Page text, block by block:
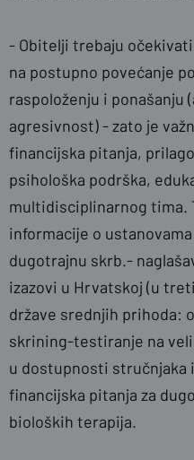
- Obitelji trebaju
na postupno povećanje
raspoloženju i ponašanju
agresivnost) - zato je
financijska pitanja,
psihološka podrška,
multidisciplinarnog tima.
informacije o
dugotrajnu skrb.-
izazovi u Hrvatskoj (u
države srednjih prihoda:
skrining-testiranje na
u dostupnosti
financijska pitanja za
bioloških terapija.